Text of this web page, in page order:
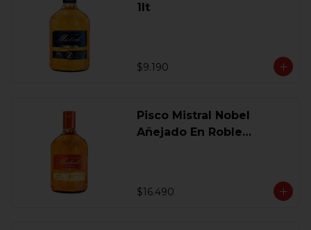
1lt
$9.190
Pisco Mistral Nobel
Añejado En Roble
$16.490